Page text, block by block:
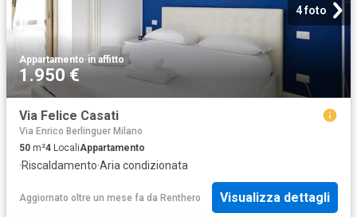
4 foto
Appartamento·in affitto
1.950 €
Via Felice Casati
Via Enrico Berlinguer Milano
50 m²4 LocaliAppartamento
·Riscaldamento·Aria condizionata
Aggiornato oltre un mese fa da Renthero Visualizza dettagli